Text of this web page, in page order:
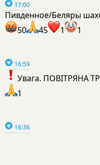
17:00
Пивденное/Беляры
50
45 1 1
16:59
Увага. ПОВІТРЯНА
1
16:36